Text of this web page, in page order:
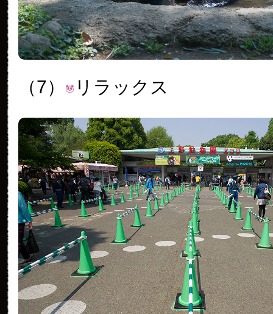
（7） リラックス